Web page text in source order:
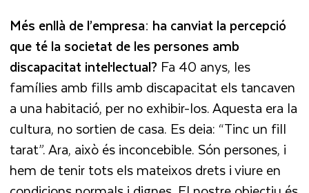
Més enllà de l’empresa: ha canviat la percepció
que té la societat de les persones amb
discapacitat intel·lectual? Fa 40 anys, les
famílies amb fills amb discapacitat els tancaven
a una habitació, per no exhibir-los. Aquesta era la
cultura, no sortien de casa. Es deia: “Tinc un fill
tarat”. Ara, això és inconcebible. Són persones, i
hem de tenir tots els mateixos drets i viure en